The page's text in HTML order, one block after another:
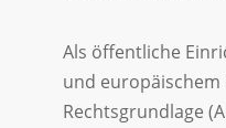
Als öffentliche
und
Rechtsgrundlage